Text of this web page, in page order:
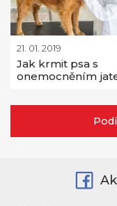
21. 01. 2019
Jak krmit psa s
onemocněním